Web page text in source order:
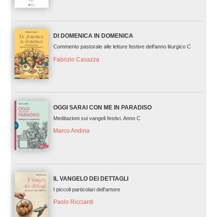
DI DOMENICA IN DOMENICA
Commento pastorale alle letture festive dell'anno liturgico C
Fabrizio Casazza
OGGI SARAI CON ME IN PARADISO
Meditazioni sui vangeli festivi. Anno C
Marco Andina
IL VANGELO DEI DETTAGLI
I piccoli particolari dell'amore
Paolo Ricciardi